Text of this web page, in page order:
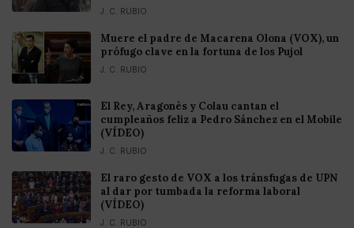
J. C. RUBIO
Muere el padre de Macarena Olona (VOX), un
prófugo clave en la fortuna de los Pujol
J. C. RUBIO
El Rey, Aragonès y Colau cantan el
cumpleaños feliz a Pedro Sánchez en el Mobile
(VÍDEO)
J. C. RUBIO
El raro gesto de VOX a los tránsfugas de UPN
al dar por tumbada la reforma laboral
(VÍDEO)
J. C. RUBIO